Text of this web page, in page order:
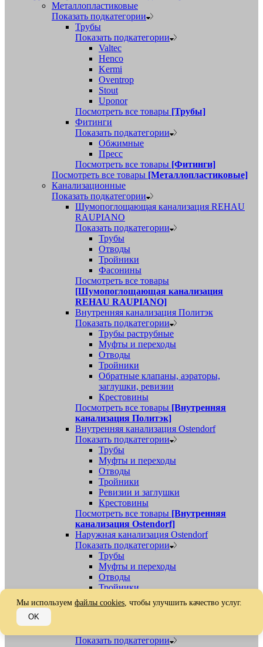
Металлопластиковые
Показать подкатегории
Трубы
Показать подкатегории
Valtec
Henco
Kermi
Oventrop
Stout
Uponor
Посмотреть все товары [Трубы]
Фитинги
Показать подкатегории
Обжимные
Пресс
Посмотреть все товары [Фитинги]
Посмотреть все товары [Металлопластиковые]
Канализационные
Показать подкатегории
Шумопоглощающая канализация REHAU
RAUPIANO
Показать подкатегории
Трубы
Отводы
Тройники
Фасонины
Посмотреть все товары
[Шумопоглощающая канализация
REHAU RAUPIANO]
Внутренняя канализация Политэк
Показать подкатегории
Трубы раструбные
Муфты и переходы
Отводы
Тройники
Обратные клапаны, аэраторы,
заглушки, ревизии
Крестовины
Посмотреть все товары [Внутренняя
канализация Политэк]
Внутренняя канализация Ostendorf
Показать подкатегории
Трубы
Муфты и переходы
Отводы
Тройники
Ревизии и заглушки
Крестовины
Посмотреть все товары [Внутренняя
канализация Ostendorf]
Наружная канализация Ostendorf
Показать подкатегории
Трубы
Муфты и переходы
Отводы
Тройники
Ревизии, заглушки, обратные клапаны
Посмотреть все товары[Наружная
Показать подкатегории
Мы используем файлы cookies, чтобы улучшить качество услуг.
OK